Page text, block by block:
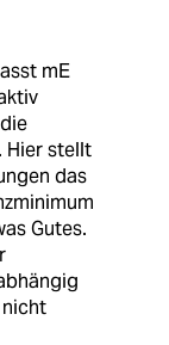
mE
Hier stellt
das
Gutes.